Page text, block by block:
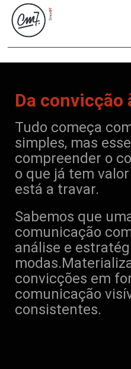
SERVIÇOS . CM7 .
Da convicção
Tudo começa
simples, mas
compreender o
o que já tem
está a travar.
Sabemos que
comunicação
análise e
convicções em
comunicação
consistentes.